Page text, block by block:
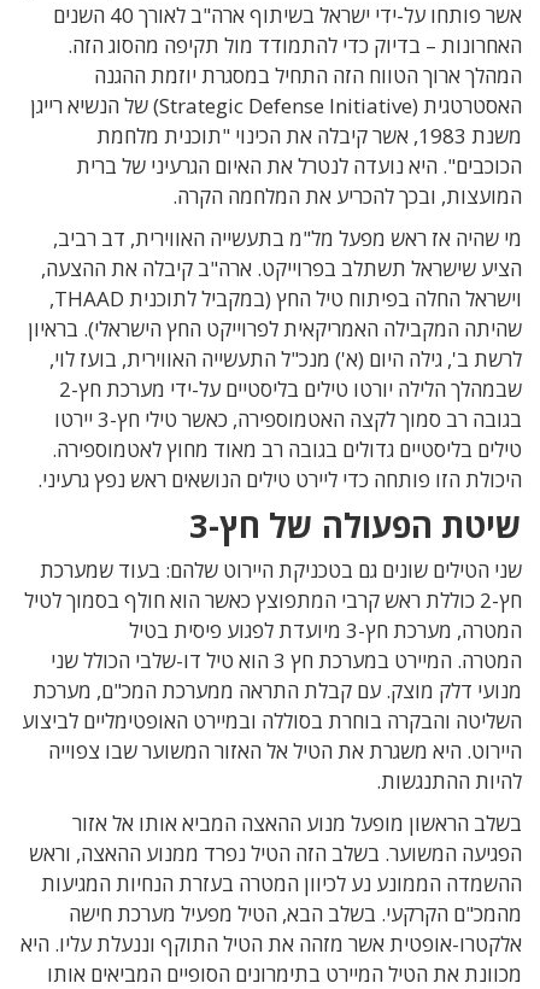
אשר פותחו על-ידי ישראל בשיתוף ארה"ב לאורך 40 השנים
האחרונות – בדיוק כדי להתמודד מול תקיפה מהסוג הזה.
המהלך ארוך הטווח הזה התחיל במסגרת יוזמת ההגנה
האסטרטגית (Strategic Defense Initiative) של הנשיא רייגן
משנת 1983, אשר קיבלה את הכינוי "תוכנית מלחמת
הכוכבים". היא נועדה לנטרל את האיום הגרעיני של ברית
המועצות, ובכך להכריע את המלחמה הקרה.
מי שהיה אז ראש מפעל מל"מ בתעשייה האווירית, דב רביב,
הציע שישראל תשתלב בפרוייקט. ארה"ב קיבלה את ההצעה,
וישראל החלה בפיתוח טיל החץ (במקביל לתוכנית THAAD,
שהיתה המקבילה האמריקאית לפרוייקט החץ הישראלי). בראיון
לרשת ב', גילה היום (א') מנכ"ל התעשייה האווירית, בועז לוי,
שבמהלך הלילה יורטו טילים בליסטיים על-ידי מערכת חץ-2
בגובה רב סמוך לקצה האטמוספירה, כאשר טילי חץ-3 יירטו
טילים בליסטיים גדולים בגובה רב מאוד מחוץ לאטמוספירה.
היכולת הזו פותחה כדי ליירט טילים הנושאים ראש נפץ גרעיני.
שיטת הפעולה של חץ-3
שני הטילים שונים גם בטכניקת היירוט שלהם: בעוד שמערכת
חץ-2 כוללת ראש קרבי המתפוצץ כאשר הוא חולף בסמוך לטיל
המטרה, מערכת חץ-3 מיועדת לפגוע פיסית בטיל
המטרה. המיירט במערכת חץ 3 הוא טיל דו-שלבי הכולל שני
מנועי דלק מוצק. עם קבלת התראה ממערכת המכ"ם, מערכת
השליטה והבקרה בוחרת בסוללה ובמיירט האופטימליים לביצוע
היירוט. היא משגרת את הטיל אל האזור המשוער שבו צפוייה
להיות ההתנגשות.
בשלב הראשון מופעל מנוע ההאצה המביא אותו אל אזור
הפגיעה המשוער. בשלב הזה הטיל נפרד ממנוע ההאצה, וראש
ההשמדה הממונע נע לכיוון המטרה בעזרת הנחיות המגיעות
מהמכ"ם הקרקעי. בשלב הבא, הטיל מפעיל מערכת חישה
אלקטרו-אופטית אשר מזהה את הטיל התוקף וננעלת עליו. היא
מכוונת את הטיל המיירט בתימרונים הסופיים המביאים אותו